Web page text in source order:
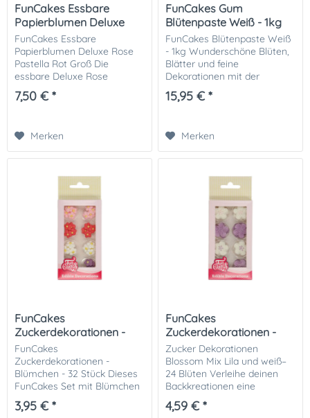
FunCakes Essbare
Papierblumen Deluxe
Rose...
FunCakes Essbare
Papierblumen Deluxe Rose
Pastella Rot Groß Die
essbare Deluxe Rose
„Pastella Rot“ von FunCakes
ist ein echter Blickfang für
gestaltet,...
7,50 € *
Merken
FunCakes Gum
Blütenpaste Weiß - 1kg
FunCakes Blütenpaste Weiß
- 1kg Wunderschöne Blüten,
Blätter und feine
Dekorationen mit der
FunCakes Gum Paste
(Blütenpaste) gestalten.
ausgerollt...
15,95 € *
Merken
FunCakes
Zuckerdekorationen -
Blümchen
FunCakes
Zuckerdekorationen -
Blümchen - 32 Stück Dieses
FunCakes Set mit Blümchen
ist perfekt zum Dekorieren
von Keksen, Mini Cupcakes
3,95 € *
FunCakes
Zuckerdekorationen -
Blüten Mix Lila
Zucker Dekorationen
Blossom Mix Lila und weiß–
24 Blüten Verleihe deinen
Backkreationen eine
romantische und elegante
Ausstrahlung mit dem
4,59 € *